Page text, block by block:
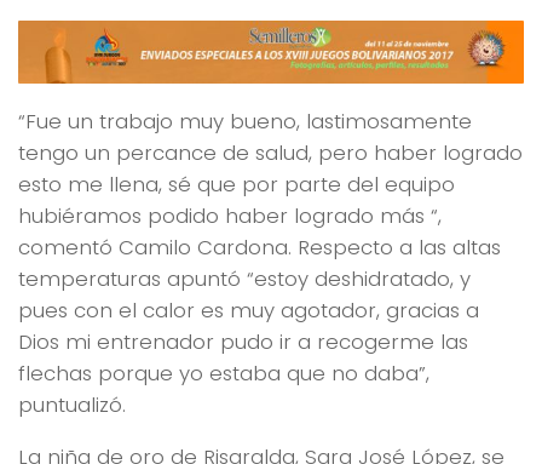
“Fue un trabajo muy bueno, lastimosamente
tengo un percance de salud, pero haber logrado
esto me llena, sé que por parte del equipo
hubiéramos podido haber logrado más “,
comentó Camilo Cardona. Respecto a las altas
temperaturas apuntó “estoy deshidratado, y
pues con el calor es muy agotador, gracias a
Dios mi entrenador pudo ir a recogerme las
flechas porque yo estaba que no daba”,
puntualizó.
La niña de oro de Risaralda, Sara José López, se